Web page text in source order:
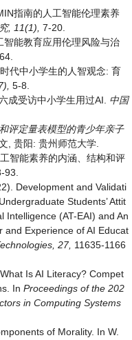
指南的人工智能伦理素养
, 11(1) 7-20.
能教育应用伦理风险与治
代中小学生的人智观念: 育
5-8.
成受访中小学生用过AI. 中国
评定量表模型的青少年亲子
, 贵阳: 贵州师范大学.
智能素养的内涵、结构和评
93.
Development and Validati
Students’ Attit
Intelligence (AT-EAI) and An
and Experience of AI Educat
27, 11635-1166
Is AI Literacy? Compet
In Proceedings of the 202
in Computing Systems
of Morality. In W.